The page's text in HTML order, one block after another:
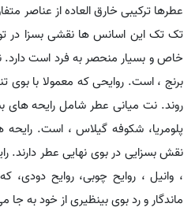
عطرها ترکیبی خارق العاده از عناصر
تک تک این اسانس ها نقشی بسزا در
خاص و بسیار منحصر به فرد است دارد.
برنج ، است. روایحی که معمولا با بوی
روند. نت میانی عطر شامل رایحه
پلومریا، شکوفه گیلاس ، است. رایحه
نقش بسزایی در بوی نهایی عطر
، وانیل ، روایح چوبی، روایح
ماندگار و رد بوی بینظیری از خود به جا